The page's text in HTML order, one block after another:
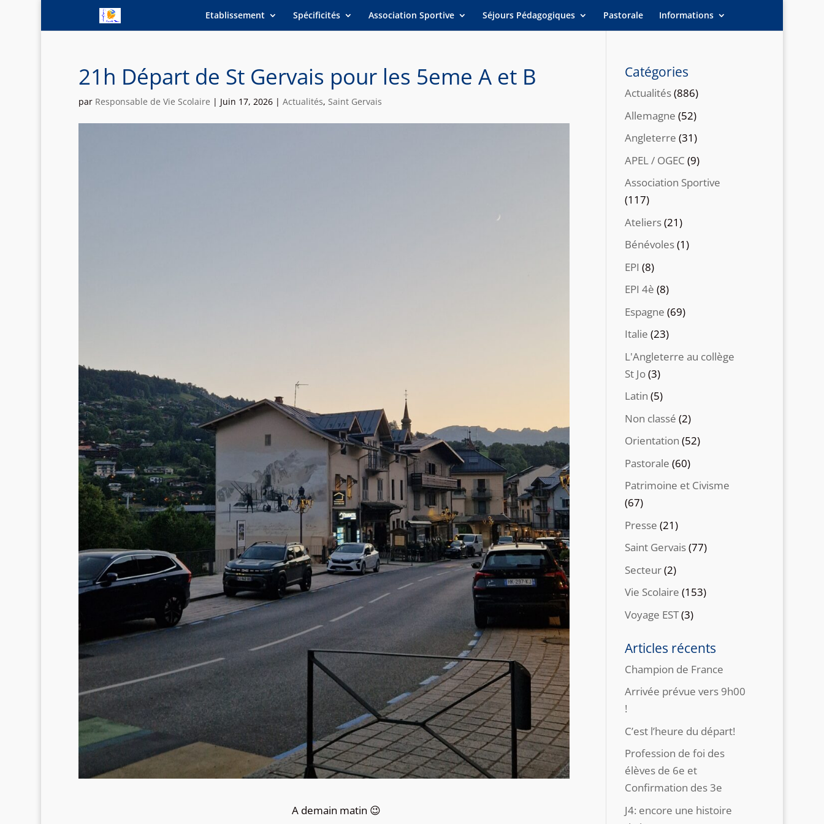
Etablissement Spécificités Association Sportive Séjours Pédagogiques Pastorale Informations
21h Départ de St Gervais pour les 5eme A et B
par Responsable de Vie Scolaire | Juin 17, 2026| Actualités, Saint Gervais
A demain matin 😉
Catégories
Actualités(886)
Allemagne (52)
Angleterre (31)
APEL / OGEC (9)
Association Sportive
(117)
Ateliers(21)
Bénévoles(1)
EPI (8)
EPI 4è (8)
Espagne (69)
Italie (23)
L'Angleterre au collège
St Jo(3)
Latin (5)
Non classé (2)
Orientation (52)
Pastorale (60)
Patrimoine et Civisme
(67)
Presse (21)
Saint Gervais(77)
Secteur(2)
Vie Scolaire (153)
Voyage EST(3)
Articles récents
Champion de France
Arrivée prévue vers 9h00
!
C’est l’heure du départ!
Profession de foi des
élèves de 6e et
Confirmation des 3e
J4: encore une histoire